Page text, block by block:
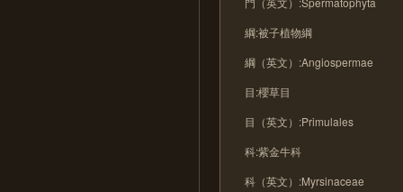
綱:被子植物綱
綱（英文）:Angiospermae
目:櫻草目
目（英文）:Primulales
科:紫金牛科
科（英文）:Myrsinaceae